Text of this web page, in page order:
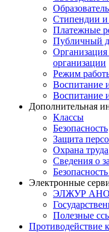
Стипендии
Платежные
Публичный
Организация
организации
Режим
Воспитание
Воспитание
Дополнительная
Классы
Безопасность
Защита
Охрана труда
Сведения о
Электронные
ЭЛЖУР АНО
Полезные
Противодействие